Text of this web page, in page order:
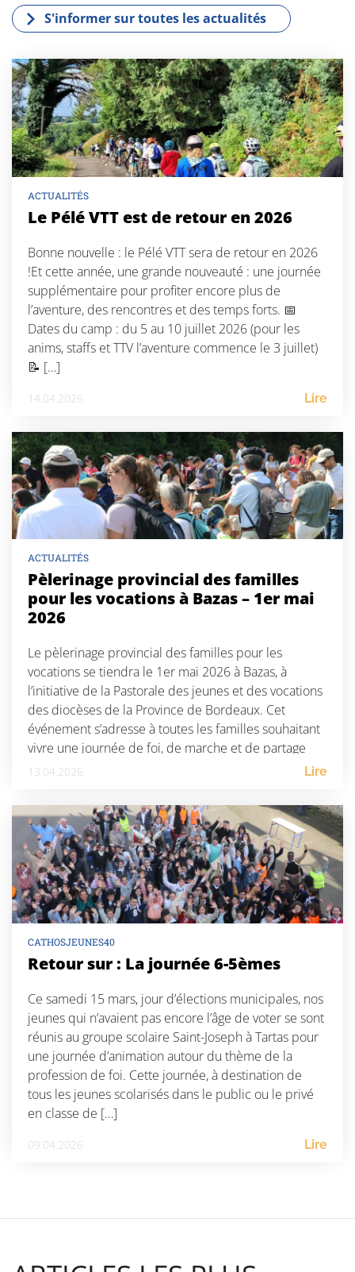
S'informer sur toutes les actualités
ACTUALITÉS
Le Pélé VTT est de retour en 2026
Bonne nouvelle : le Pélé VTT sera de retour en 2026
!Et cette année, une grande nouveauté : une journée
supplémentaire pour profiter encore plus de
l’aventure, des rencontres et des temps forts. 📅
Dates du camp : du 5 au 10 juillet 2026 (pour les
anims, staffs et TTV l’aventure commence le 3 juillet)
📝 […]
14.04.2026 Lire
ACTUALITÉS
Pèlerinage provincial des familles
pour les vocations à Bazas – 1er mai
2026
Le pèlerinage provincial des familles pour les
vocations se tiendra le 1er mai 2026 à Bazas, à
l’initiative de la Pastorale des jeunes et des vocations
des diocèses de la Province de Bordeaux. Cet
événement s’adresse à toutes les familles souhaitant
vivre une journée de foi, de marche et de partage
autour de la question […]
13.04.2026 Lire
CATHOSJEUNES40
Retour sur : La journée 6-5èmes
Ce samedi 15 mars, jour d’élections municipales, nos
jeunes qui n’avaient pas encore l’âge de voter se sont
réunis au groupe scolaire Saint-Joseph à Tartas pour
une journée d’animation autour du thème de la
profession de foi. Cette journée, à destination de
tous les jeunes scolarisés dans le public ou le privé
en classe de […]
09.04.2026 Lire